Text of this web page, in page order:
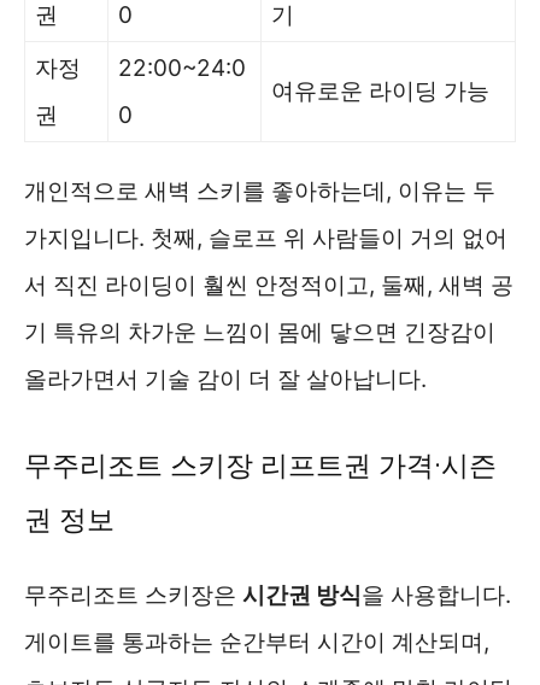
권
0
기
자정
권
22:00~24:0
0
여유로운 라이딩 가능
개인적으로 새벽 스키를 좋아하는데, 이유는 두
가지입니다. 첫째, 슬로프 위 사람들이 거의 없어
서 직진 라이딩이 훨씬 안정적이고, 둘째, 새벽 공
기 특유의 차가운 느낌이 몸에 닿으면 긴장감이
올라가면서 기술 감이 더 잘 살아납니다.
무주리조트 스키장 리프트권 가격·시즌
권 정보
무주리조트 스키장은 시간권 방식을 사용합니다.
게이트를 통과하는 순간부터 시간이 계산되며,